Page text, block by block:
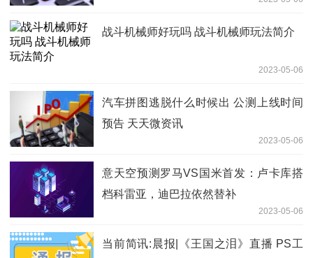
战斗机械师好玩吗 战斗机械师玩法简介
2023-05-06
汽车拼图逃脱什么时候出 公测上线时间
预告 天天微资讯
2023-05-06
意天空预测罗马VS国米首发：卢卡库搭
档科雷亚，迪巴拉依然替补
2023-05-06
当前简讯:晨报|《王国之泪》直播 PS工